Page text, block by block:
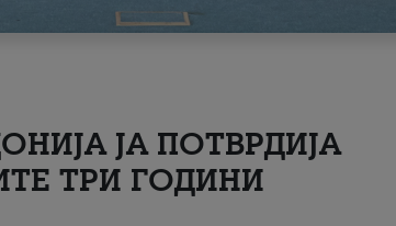
ЈА ПОТВРДИЈА
ТРИ ГОДИНИ